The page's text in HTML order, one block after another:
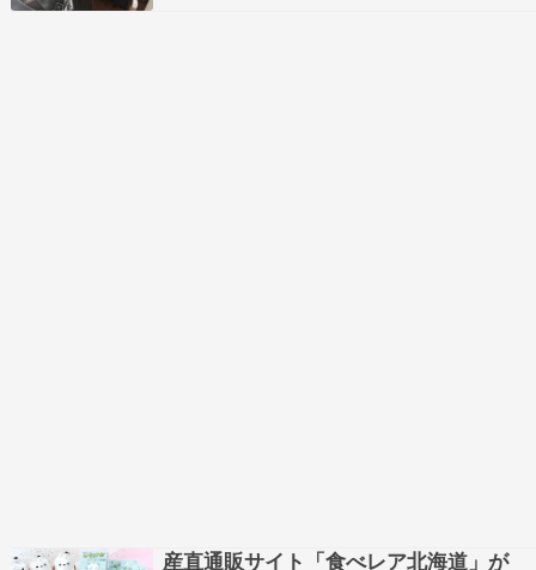
産直通販サイト「食べレア北海道」が